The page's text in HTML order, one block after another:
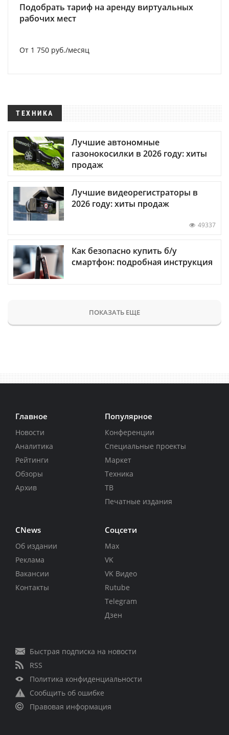
Подобрать тариф на аренду виртуальных
рабочих мест
От 1 750 руб./месяц
ТЕХНИКА
Лучшие автономные
газонокосилки в 2026 году: хиты
продаж
Лучшие видеорегистраторы в
2026 году: хиты продаж
49337
Как безопасно купить б/у
смартфон: подробная инструкция
ПОКАЗАТЬ ЕЩЕ
Главное
Новости
Аналитика
Рейтинги
Обзоры
Архив
Популярное
Конференции
Специальные проекты
Маркет
Техника
ТВ
Печатные издания
CNews
Об издании
Реклама
Вакансии
Контакты
Соцсети
Max
VK
VK Видео
Rutube
Telegram
Дзен
Быстрая подписка на новости
RSS
Политика конфиденциальности
Сообщить об ошибке
Правовая информация